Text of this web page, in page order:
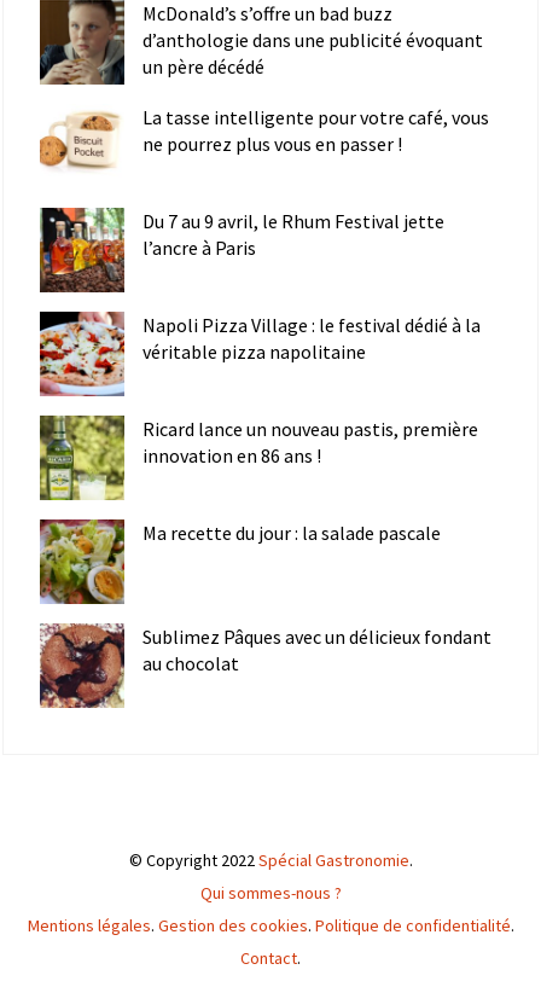
McDonald’s s’offre un bad buzz
d’anthologie dans une publicité évoquant
un père décédé
La tasse intelligente pour votre café, vous
ne pourrez plus vous en passer !
Du 7 au 9 avril, le Rhum Festival jette
l’ancre à Paris
Napoli Pizza Village : le festival dédié à la
véritable pizza napolitaine
Ricard lance un nouveau pastis, première
innovation en 86 ans !
Ma recette du jour : la salade pascale
Sublimez Pâques avec un délicieux fondant
au chocolat
© Copyright 2022Spécial Gastronomie.
Qui sommes-nous ?
Mentions légales. Gestion des cookies. Politique de confidentialité.
Contact.